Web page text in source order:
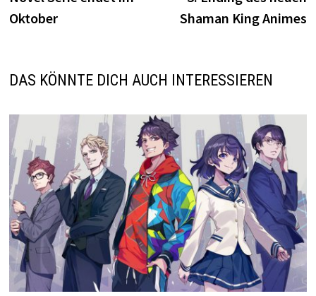
Oktober
Shaman King Animes
DAS KÖNNTE DICH AUCH INTERESSIEREN